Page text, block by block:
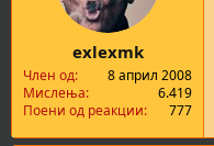
exlexmk
Член од
8 април 2008
Мислења
6.419
Поени од реакции
777